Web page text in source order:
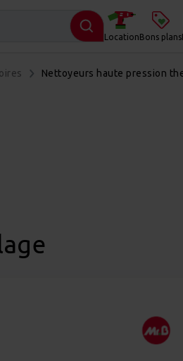
LocationBons plans
Nettoyeurs haute pression